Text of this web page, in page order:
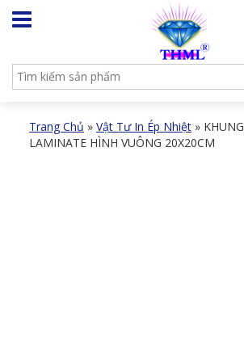
Trang Chủ » Vật Tư In Ép Nhiệt »
LAMINATE HÌNH VUÔNG 20X20CM